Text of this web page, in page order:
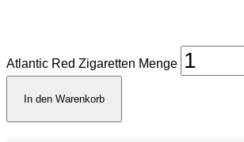
Atlantic Red Zigaretten Menge
In den Warenkorb